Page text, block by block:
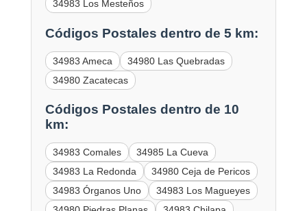
34983 Los Mesteños
Códigos Postales dentro de 5 km:
34983 Ameca
34980 Las Quebradas
34980 Zacatecas
Códigos Postales dentro de 10
km:
34983 Comales
34985 La Cueva
34983 La Redonda
34980 Ceja de Pericos
34983 Órganos Uno
34983 Los Magueyes